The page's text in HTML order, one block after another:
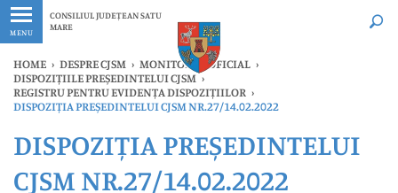
MENU
CONSILIUL JUDEȚEAN SATU
MARE
Ultimele
HOME › DESPRE CJSM › MONITORUL OFICIAL ›
DISPOZIȚIILE PREȘEDINTELUI CJSM ›
REGISTRU PENTRU EVIDENȚA DISPOZIȚIILOR ›
DISPOZIȚIA PREȘEDINTELUI CJSM NR.27/14.02.2022
DISPOZIȚIA PREȘEDINTELUI
CJSM NR.27/14.02.2022